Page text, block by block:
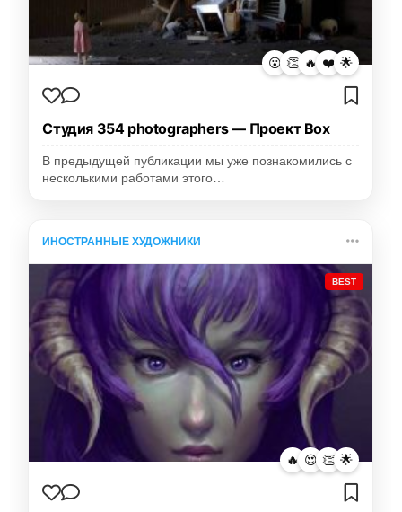
😮 👏 🔥 ❤️ 🌟
Студия 354 photographers — Проект Box
В предыдущей публикации мы уже познакомились с
несколькими работами этого…
ИНОСТРАННЫЕ ХУДОЖНИКИ
BEST
🔥 😍 👏 🌟